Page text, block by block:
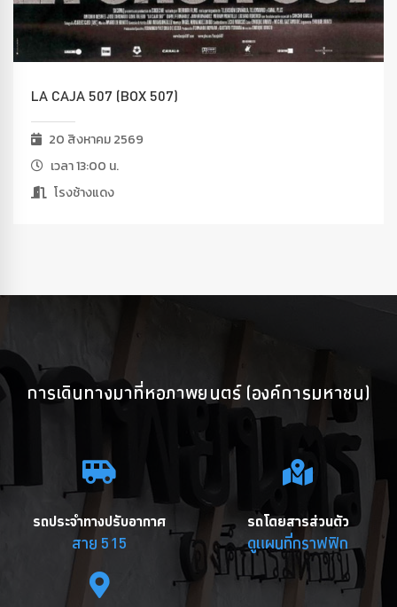
LA CAJA 507 (BOX 507)
20 สิงหาคม 2569
เวลา 13:00 น.
โรงช้างแดง
การเดินทางมาที่หอภาพยนตร์ (องค์การมหาชน)
รถประจำทางปรับอากาศ
สาย 515
รถโดยสารส่วนตัว
ดูแผนที่กราฟฟิก